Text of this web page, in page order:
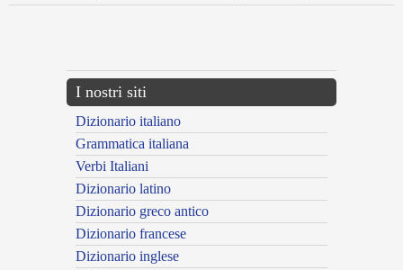
I nostri siti
Dizionario italiano
Grammatica italiana
Verbi Italiani
Dizionario latino
Dizionario greco antico
Dizionario francese
Dizionario inglese